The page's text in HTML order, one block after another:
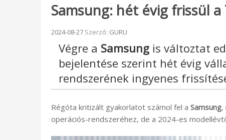
Samsung: hét évig frissül a
Beküldve:
2024-08-27 Szerző: GURU
Végre a Samsung is változtat
bejelentése szerint hét évig
rendszerének ingyenes
Régóta kritizált gyakorlatot számol fel a Samsung,
operációs-rendszeréhez, de a 2024-es